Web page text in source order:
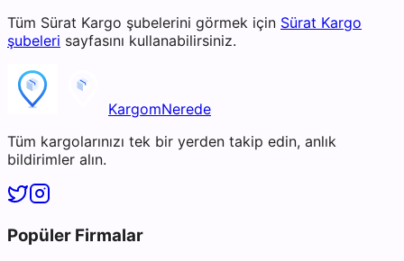
Tüm Sürat Kargo şubelerini görmek için Sürat Kargo
şubeleri sayfasını kullanabilirsiniz.
KargomNerede
Tüm kargolarınızı tek bir yerden takip edin, anlık
bildirimler alın.
Popüler Firmalar